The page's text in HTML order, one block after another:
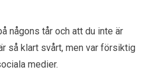
någons tår och att du inte är
så klart svårt, men var försiktig
medier.